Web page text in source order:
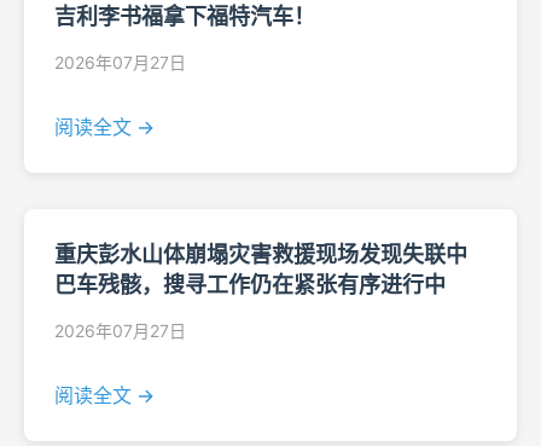
吉利李书福拿下福特汽车！
2026年07月27日
阅读全文 →
重庆彭水山体崩塌灾害救援现场发现失联中
巴车残骸，搜寻工作仍在紧张有序进行中
2026年07月27日
阅读全文 →